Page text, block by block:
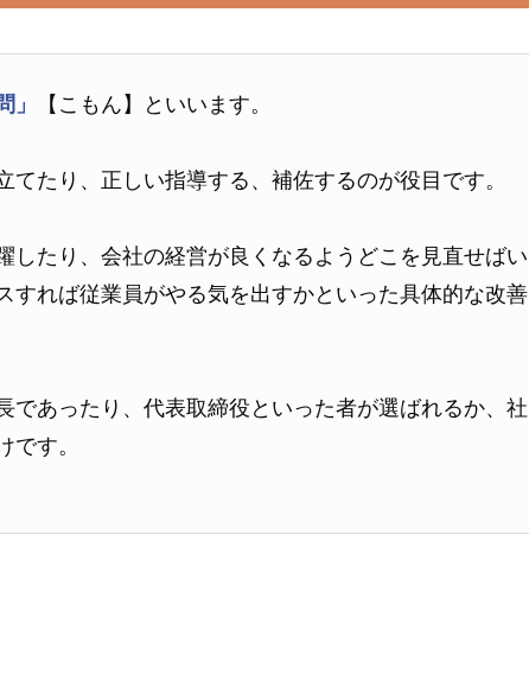
」 【こもん】といいます。
たり、正しい指導する、補佐するのが役目です。
したり、会社の経営が良くなるようどこを見直せばい
すれば従業員がやる気を出すかといった具体的な改善
であったり、代表取締役といった者が選ばれるか、社
です。